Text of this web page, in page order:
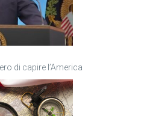
di capire l’America